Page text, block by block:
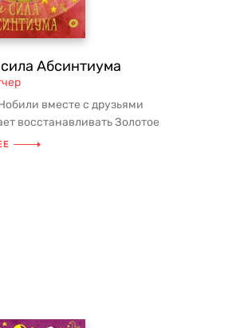
Абсинтиума
вместе с друзьями
восстанавливать Золотое
последователь...